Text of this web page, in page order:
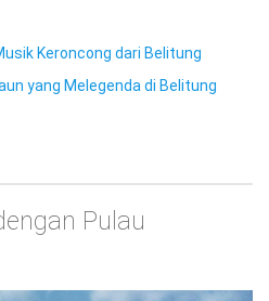
Keroncong dari Belitung
yang Melegenda di Belitung
Pulau